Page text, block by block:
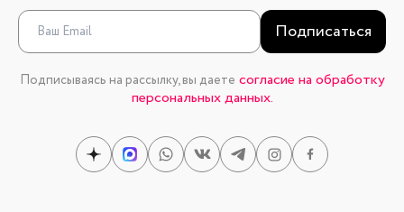
Подписаться
Подписываясь на рассылку, вы даете согласие на обработку
персональных данных.